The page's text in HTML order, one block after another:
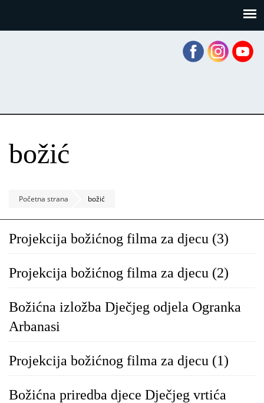
božić
Početna strana božić
Projekcija božićnog filma za djecu (3)
Projekcija božićnog filma za djecu (2)
Božićna izložba Dječjeg odjela Ogranka
Arbanasi
Projekcija božićnog filma za djecu (1)
Božićna priredba djece Dječjeg vrtića